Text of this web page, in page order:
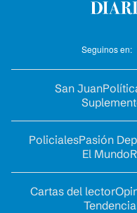
Seguinos en:
San Juan
PolicialesPasión
El Mundo
Cartas del lector
Tendencia